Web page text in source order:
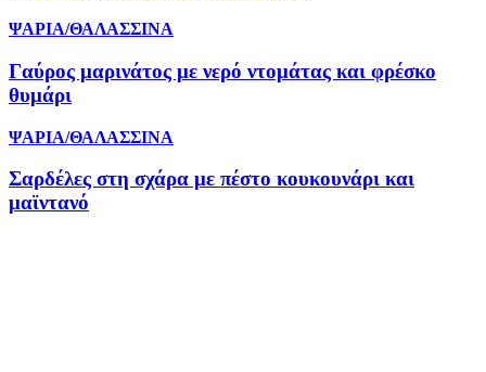
ΨΑΡΙΑ/ΘΑΛΑΣΣΙΝΑ
Γαύρος μαρινάτος με νερό ντομάτας και φρέσκο
θυμάρι
ΨΑΡΙΑ/ΘΑΛΑΣΣΙΝΑ
Σαρδέλες στη σχάρα με πέστο κουκουνάρι και
μαϊντανό